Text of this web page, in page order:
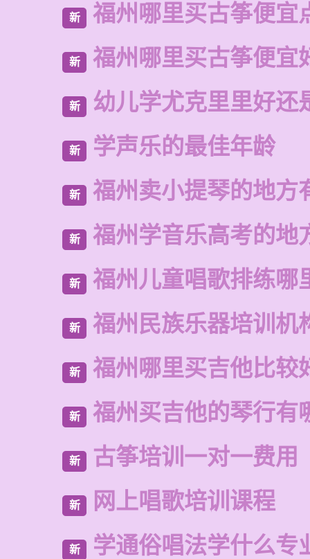
新 福州哪里买古筝便宜
新 福州哪里买古筝便宜
新 幼儿学尤克里里好还
新 学声乐的最佳年龄
新 福州卖小提琴的地方
新 福州学音乐高考的地
新 福州儿童唱歌排练哪
新 福州民族乐器培训机
新 福州哪里买吉他比较
新 福州买吉他的琴行有
新 古筝培训一对一费用
新 网上唱歌培训课程
新 学通俗唱法学什么专